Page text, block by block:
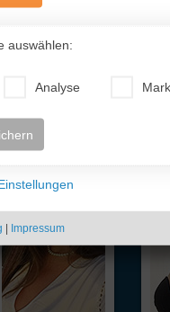
auswählen:
Analyse
| Impressum